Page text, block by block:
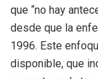
que “no hay
desde que la
1996. Este
disponible, que